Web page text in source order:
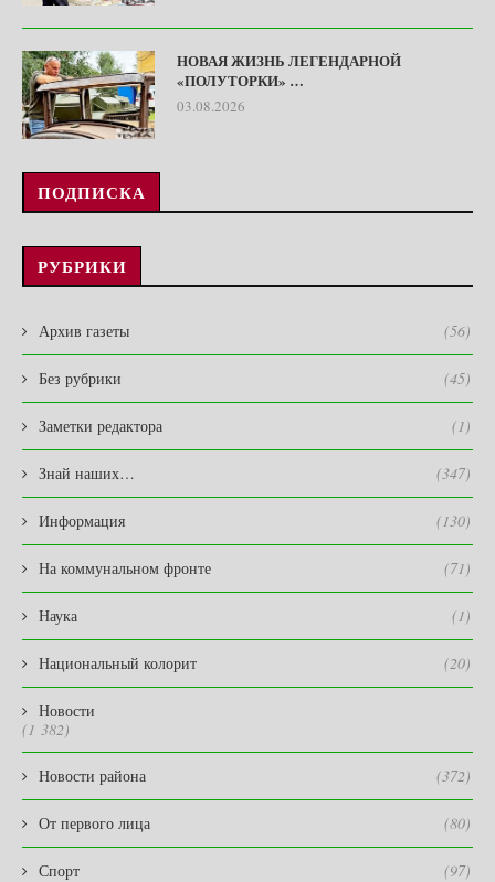
НОВАЯ ЖИЗНЬ ЛЕГЕНДАРНОЙ
«ПОЛУТОРКИ» …
03.08.2026
ПОДПИСКА
РУБРИКИ
Архив газеты (56)
Без рубрики (45)
Заметки редактора (1)
Знай наших… (347)
Информация (130)
На коммунальном фронте (71)
Наука (1)
Национальный колорит (20)
Новости
(1 382)
Новости района (372)
От первого лица (80)
Спорт (97)